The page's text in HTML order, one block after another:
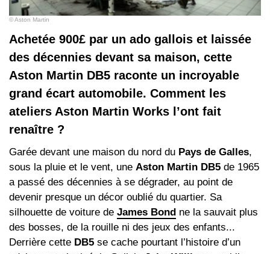
© Aston Martin
Ache­tée 900£ par un ado gallois et laissée
des décennies devant sa maison, cette
Aston Martin DB5 raconte un incroyable
grand écart automobile. Comment les
ateliers Aston Martin Works l’ont fait
renaître ?
Garée devant une maison du nord du Pays de Galles,
sous la pluie et le vent, une Aston Martin DB5 de 1965
a passé des décennies à se dégrader, au point de
devenir presque un décor oublié du quartier. Sa
silhouette de voiture de James Bond ne la sauvait plus
des bosses, de la rouille ni des jeux des enfants...
Derrière cette DB5 se cache pourtant l’histoire d’un